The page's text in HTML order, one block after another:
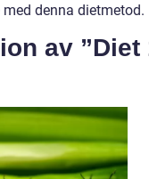
denna dietmetod.
av ”Diet